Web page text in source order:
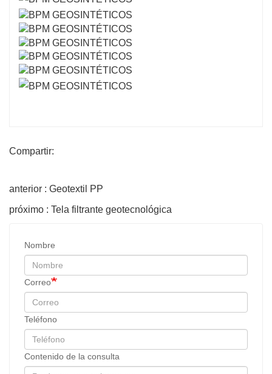
Compartir:
anterior : Geotextil PP
próximo : Tela filtrante geotecnológica
Nombre
Correo
Teléfono
Contenido de la consulta